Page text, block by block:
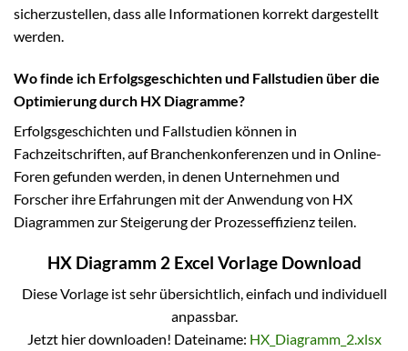
sicherzustellen, dass alle Informationen korrekt dargestellt
werden.
Wo finde ich Erfolgsgeschichten und Fallstudien über die
Optimierung durch HX Diagramme?
Erfolgsgeschichten und Fallstudien können in
Fachzeitschriften, auf Branchenkonferenzen und in Online-
Foren gefunden werden, in denen Unternehmen und
Forscher ihre Erfahrungen mit der Anwendung von HX
Diagrammen zur Steigerung der Prozesseffizienz teilen.
HX Diagramm 2 Excel Vorlage Download
Diese Vorlage ist sehr übersichtlich, einfach und individuell
anpassbar.
Jetzt hier downloaden! Dateiname: HX_Diagramm_2.xlsx